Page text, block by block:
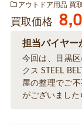
アウトドア用品 買
買取価格
担当バイヤー
今回は、目黒
クス STEEL
屋の整理でご
がございました